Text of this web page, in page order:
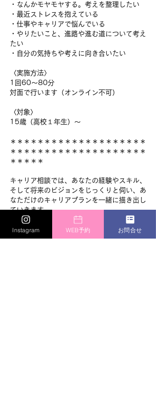
・なんかモヤモヤする。考えを整理したい
・最近ストレスを抱えている
・仕事やキャリアで悩んでいる
・やりたいこと、進路や進む道について考え
たい
・自分の気持ちや考えに向き合いたい
〈実施方法〉
1回60～80分
対面で行います（オンライン不可）
〈対象〉
15歳（高校１年生）～
＊＊＊＊＊＊＊＊＊＊＊＊＊＊＊＊＊＊＊＊
＊＊＊＊＊＊＊＊＊＊＊＊＊＊＊＊＊＊＊＊
＊＊＊＊＊​
キャリア相談では、あなたの経験やスキル、
そして将来のビジョンをじっくりと伺い、あ
なただけのキャリアプランを一緒に描き出し
ていきます。
なぜ、カラトラヴァのキャリア相談が選ばれ
るのか？
Instagram WEB予約 お問合せ